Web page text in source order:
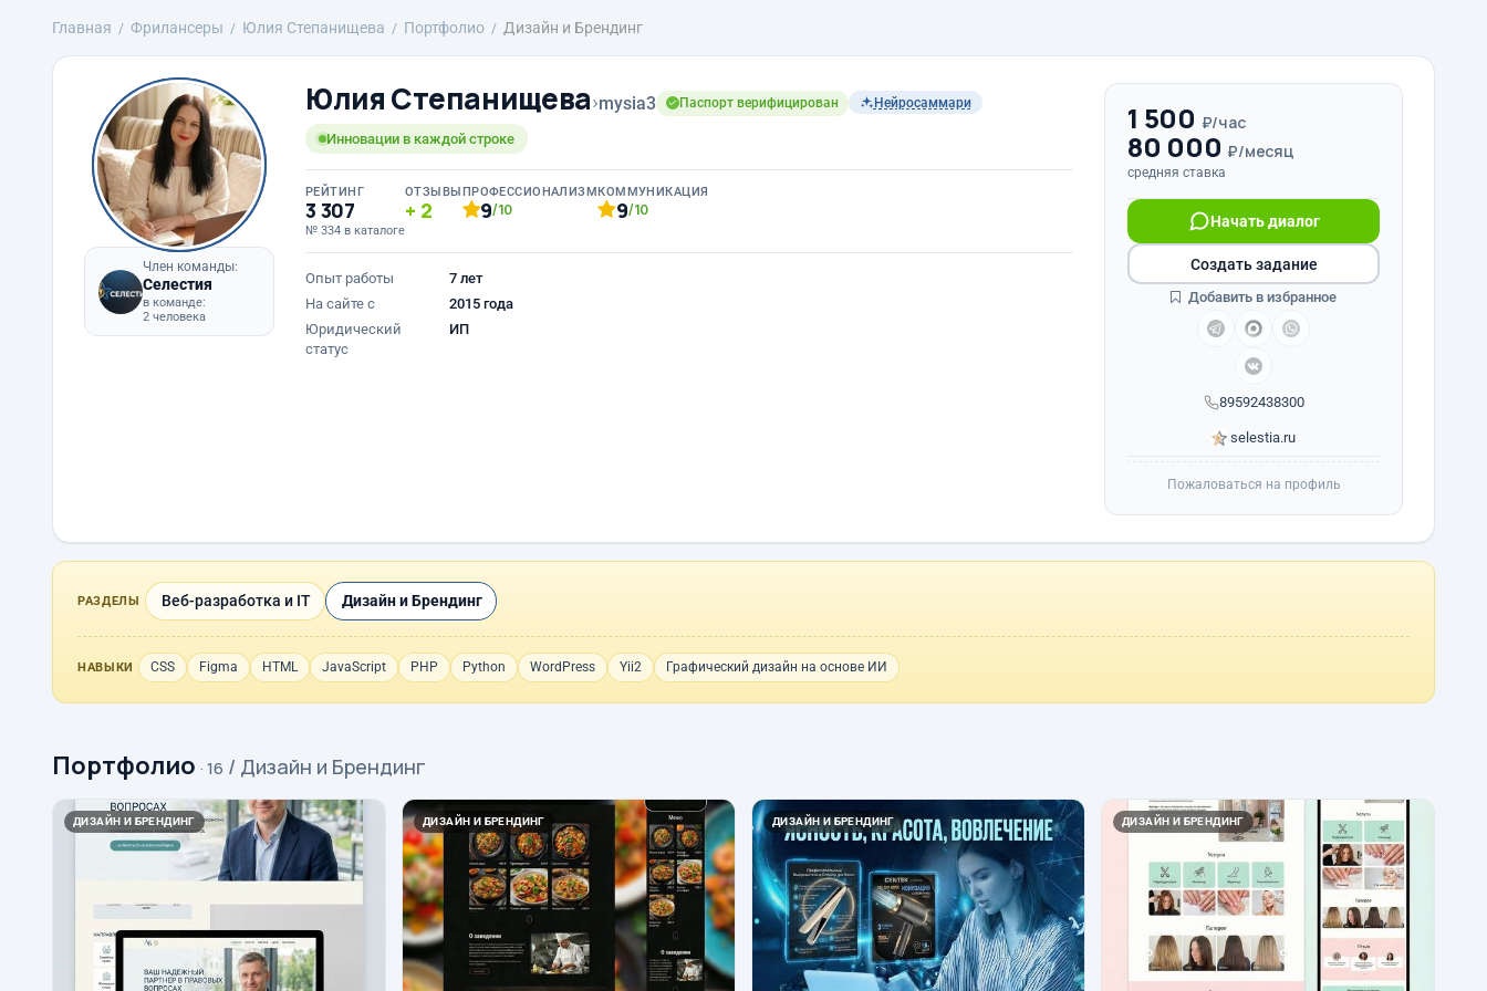
Главная Фрилансеры Юлия Степанищева Портфолио Дизайн и Брендинг
Член команды:
Селестия
в команде:
2 человека
Юлия Степанищева›mysia3 Паспорт верифицирован Нейросаммари
Инновации в каждой строке
РЕЙТИНГ
3 307
№ 334 в каталоге
ОТЗЫВЫ
2
ПРОФЕССИОНАЛИЗМ
9/10
КОММУНИКАЦИЯ
9/10
Опыт работы
7 лет
На сайте с
2015 года
Юридический
статус
ИП
1 500 ₽/час
80 000 ₽/месяц
средняя ставка
89592438300
Начать диалог
selestia.ru
Создать задание
Добавить в избранное
Пожаловаться на профиль
РАЗДЕЛЫ Веб-разработка и IT Дизайн и Брендинг
НАВЫКИ CSS Figma HTML JavaScript PHP Python WordPress Yii2 Графический дизайн на основе ИИ
Портфолио · 16 / Дизайн и Брендинг
ДИЗАЙН И БРЕНДИНГ ДИЗАЙН И БРЕНДИНГ ДИЗАЙН И БРЕНДИНГ ДИЗАЙН И БРЕНДИНГ